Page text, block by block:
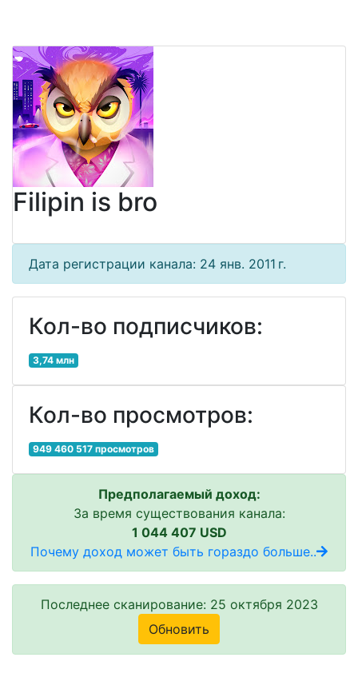
Filipin is bro
Дата регистрации канала: 24 янв. 2011 г.
Кол-во подписчиков:
3,74 млн
Кол-во просмотров:
949 460 517 просмотров
Предполагаемый доход:
За время существования канала:
1 044 407 USD
Почему доход может быть гораздо больше..
Последнее сканирование: 25 октября 2023
Обновить